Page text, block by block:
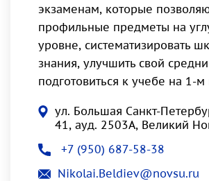
экзаменам, которые
профильные предметы на
уровне, систематизировать
знания, улучшить свой
подготовиться к учебе на 1-м
ул. Большая Санкт-
41, ауд. 2503А, Великий
+7 (950) 687-58-38
Nikolai.Beldiev@novsu.ru